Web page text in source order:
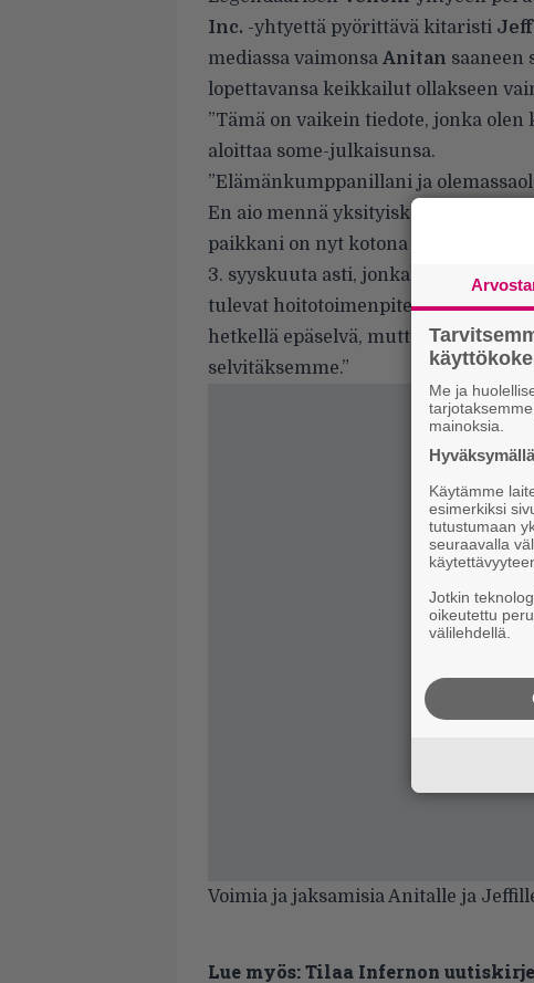
Inc. -yhtyettä pyörittävä kitaristi
mediassa vaimonsa Anitan saaneen
lopettavansa keikkailut ollakseen
”Tämä on vaikein tiedote, jonka
aloittaa some-julkaisunsa.
”Elämänkumppanillani ja
En aio mennä yksityiskohtiin, sillä
paikkani on nyt kotona hänen
3. syyskuuta asti, jonka jälkeen
tulevat hoitotoimenpiteet hänen
hetkellä epäselvä, mutta meidän
selvitäksemme.”
Voimia ja jaksamisia Anitalle ja
Lue myös:Tilaa Infernon
Me ja
mainoksia.
Käytämme
esimerkiksi
tutustumaan
seuraavalla
Jotkin
oikeutettu
välilehdellä.